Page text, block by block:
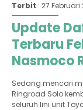
Terbit : 27 Februari
Update
Terbaru
Nasmoco
Sedang mencari
Ringroad Solo
seluruh lini unit